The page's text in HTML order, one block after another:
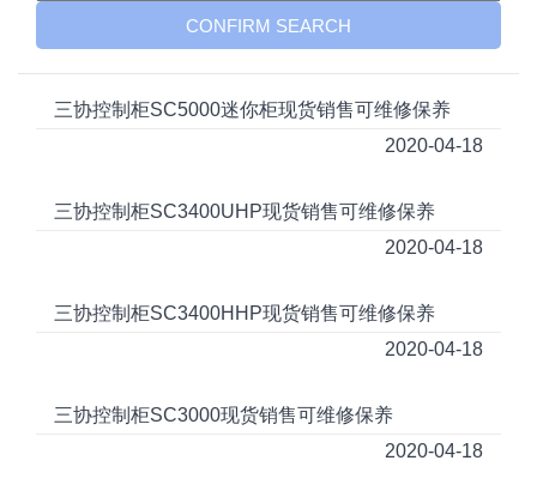
三协控制柜SC5000迷你柜现货销售可维修保养
2020-04-18
三协控制柜SC3400UHP现货销售可维修保养
2020-04-18
三协控制柜SC3400HHP现货销售可维修保养
2020-04-18
三协控制柜SC3000现货销售可维修保养
2020-04-18